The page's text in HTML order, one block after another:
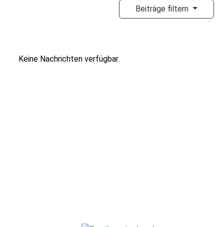
Beiträge filtern
Keine Nachrichten verfügbar.